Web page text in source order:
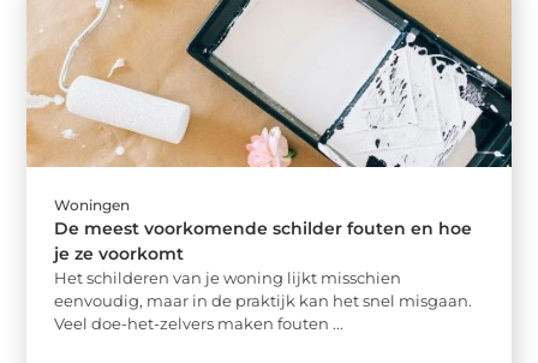
Woningen
De meest voorkomende schilder fouten en hoe
je ze voorkomt
Het schilderen van je woning lijkt misschien
eenvoudig, maar in de praktijk kan het snel misgaan.
Veel doe-het-zelvers maken fouten ...